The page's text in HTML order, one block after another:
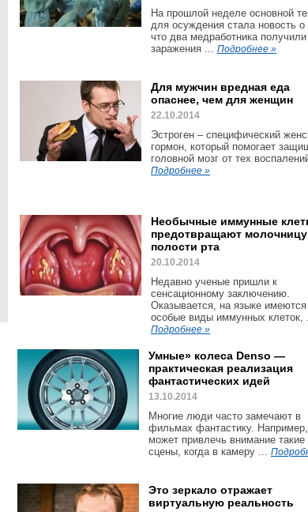
На прошлой неделе основной
для осуждения стала новость о
что два медработника получили
заражения ... Подробнее »
Для мужчин вредная еда
опаснее, чем для женщин
22.10.2014
Эстроген – специфический
гормон, который помогает
головной мозг от тех
Подробнее »
Необычные иммунные
предотвращают молочницу
полости рта
20.10.2014
Недавно ученые пришли к
сенсационному заключению.
Оказывается, на языке имеются
особые виды иммунных клеток,
Подробнее »
Умные» колеса Denso —
практическая реализация
фантастических идей
13.10.2014
Многие люди часто замечают в
фильмах фантастику. Например,
может привлечь внимание такие
сцены, когда в камеру ...
Это зеркало отражает
виртуальную реальность